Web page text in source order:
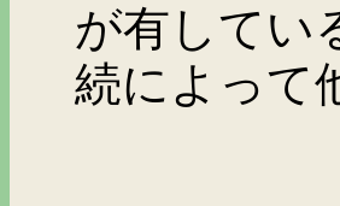
が有してい
続によって